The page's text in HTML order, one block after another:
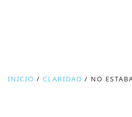
INICIO / CLARIDAD / NO